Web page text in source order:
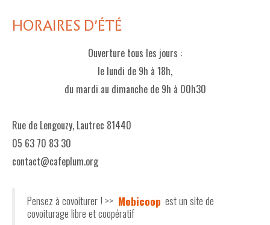
UNE LIBRAIRIE INDÉPENDANTE
COMMANDER UN LIVRE
LES EXPOSITIONS
HORAIRES D'ÉTÉ
Ouverture tous les jours :
le lundi de 9h à 18h,
du mardi au dimanche de 9h à 00h30
Rue de Lengouzy, Lautrec 81440
05 63 70 83 30
contact@cafeplum.org
Pensez à covoiturer ! >> Mobicoop est un site de
covoiturage libre et coopératif